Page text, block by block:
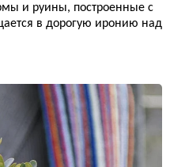
и руины, построенные с
в дорогую иронию над